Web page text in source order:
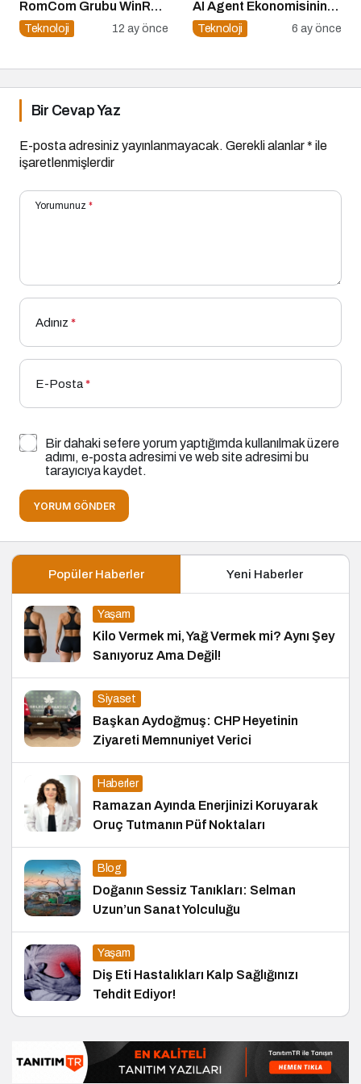
RomCom Grubu WinRAR
Açığını Hedef Aldı
Teknoloji 12 ay önce
AI Agent Ekonomisinin
İlk Altyapıları
Teknoloji 6 ay önce
Bir Cevap Yaz
E-posta adresiniz yayınlanmayacak. Gerekli alanlar* ile
işaretlenmişlerdir
Yorumunuz *
Adınız *
E-Posta*
Bir dahaki sefere yorum yaptığımda kullanılmak üzere
adımı, e-posta adresimi ve web site adresimi bu
tarayıcıya kaydet.
YORUM GÖNDER
Popüler Haberler Yeni Haberler
Yaşam
Kilo Vermek mi, Yağ Vermek mi? Aynı Şey
Sanıyoruz Ama Değil!
Siyaset
Başkan Aydoğmuş: CHP Heyetinin
Ziyareti Memnuniyet Verici
Haberler
Ramazan Ayında Enerjinizi Koruyarak
Oruç Tutmanın Püf Noktaları
Blog
Doğanın Sessiz Tanıkları: Selman
Uzun’un Sanat Yolculuğu
Yaşam
Diş Eti Hastalıkları Kalp Sağlığınızı
Tehdit Ediyor!